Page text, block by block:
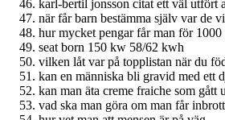
karl-bertil jonsson citat ett väl utfört
när får barn bestämma själv var de
hur mycket pengar får man för
seat born 150 kw 58/62 kwh
vilken låt var på topplistan när du
kan en människa bli gravid med ett
kan man äta creme fraiche som gått
vad ska man göra om man får